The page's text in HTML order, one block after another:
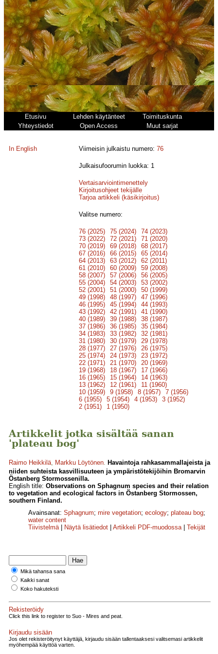
Etusivu Lehden käytänteet
Toimituskunta
Yhteystiedot
Open Access Muut sarjat
In English Viimeisin julkaistu numero:76
Julkaisufoorumin luokka: 1
Vertaisarviointimenettely
Kirjoitusohjeet tekijälle
Tarjoa artikkeli (käsikirjoitus)
Valitse numero:
76 (2025) 75 (2024)
74 (2023)
73 (2022)
72 (2021)
71 (2020)
70 (2019)
69 (2018)
68 (2017)
67 (2016)
66 (2015)
65 (2014)
64 (2013)
63 (2012)
62 (2011)
61 (2010)
60 (2009)
59 (2008)
58 (2007)
57 (2006)
56 (2005)
55 (2004)
54 (2003)
53 (2002)
52 (2001)
51 (2000)
50 (1999)
49 (1998)
48 (1997)
47 (1996)
46 (1995)
45 (1994)
44 (1993)
43 (1992)
42 (1991)
41 (1990)
40 (1989)
39 (1988)
38 (1987)
37 (1986)
36 (1985)
35 (1984)
34 (1983)
33 (1982)
32 (1981)
31 (1980)
30 (1979)
29 (1978)
28 (1977)
27 (1976)
26 (1975)
25 (1974)
24 (1973)
23 (1972)
22 (1971)
21 (1970)
20 (1969)
19 (1968)
18 (1967)
17 (1966)
16 (1965)
15 (1964)
14 (1963)
13 (1962)
12 (1961)
11 (1960)
10 (1959)
9 (1958) 8 (1957)
7 (1956)
6 (1955)
5 (1954) 4 (1953)
3 (1952)
2 (1951)
1 (1950)
Artikkelit jotka sisältää sanan
'plateau bog'
Raimo Heikkilä, Markku Löytönen. Havaintoja rahkasammallajeista ja
niiden suhteista kasvillisuuteen ja ympäristötekijöihin Bromarvin
Östanberg Stormossenilla.
English title: Observations on Sphagnum species and their rela­tion
to vegetation and ecological factors in Östanberg Stormossen,
southern Finland.
Avainsanat: Sphagnum; mire vegetation; ecology; plateau bog;
water content
Tiivistelmä| Näytä lisätiedot Artikkeli PDF-muodossa| Tekijät
Mikä tahansa sana
Kaikki sanat
Koko hakuteksti
Rekisteröidy
Click this link to register to Suo - Mires and peat.
Kirjaudu sisään
Jos olet rekisteröitynyt käyttäjä, kirjaudu sisään tallentaaksesi valitsemasi artikkelit
myöhempää käyttöä varten.